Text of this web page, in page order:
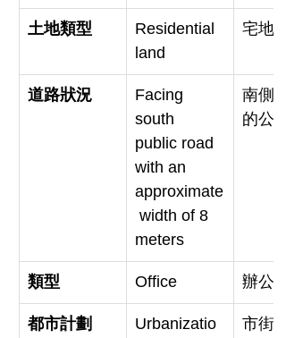
土地類型
Residential
land
宅地
道路狀況
Facing
south
public road
with an
approximate
width of 8
meters
南側
的公路
類型 Office 辦公室
都市計劃
Urbanizatio
市街